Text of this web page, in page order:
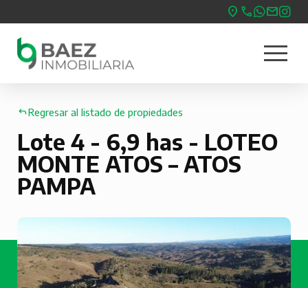
al
contenido
principal
menu
Regresar al listado de propiedades
Lote 4 - 6,9 has - LOTEO
MONTE ATOS – ATOS
PAMPA